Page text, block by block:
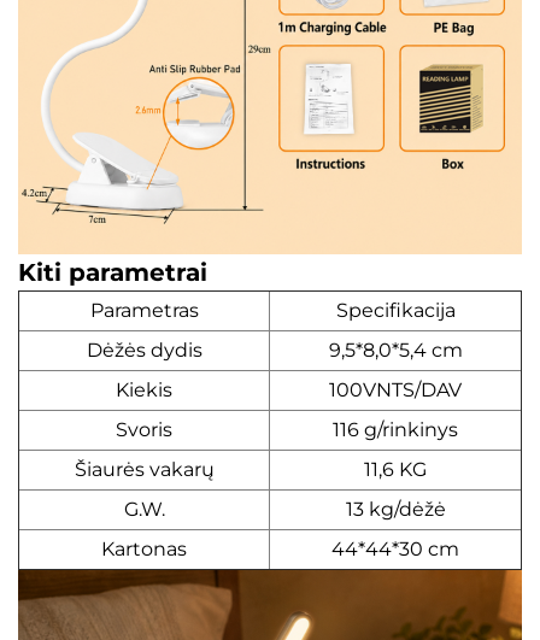
Kiti parametrai
Parametras
Specifikacija
Dėžės dydis
9,5*8,0*5,4 cm
Kiekis
100VNTS/DAV
Svoris
116 g/rinkinys
Šiaurės vakarų
11,6 KG
G.W.
13 kg/dėžė
Kartonas
44*44*30 cm